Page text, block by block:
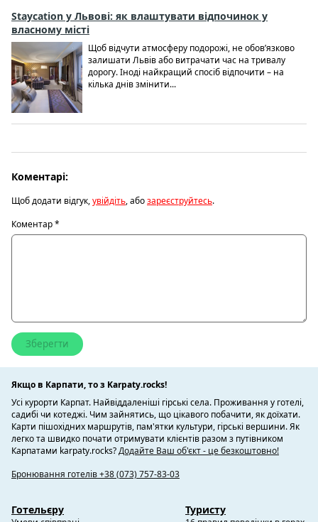
Staycation у Львові: як влаштувати відпочинок у
власному місті
Щоб відчути атмосферу подорожі, не обов’язково
залишати Львів або витрачати час на тривалу
дорогу. Іноді найкращий спосіб відпочити – на
кілька днів змінити...
Коментарі:
Щоб додати відгук,увійдіть, абозареєструйтесь.
Коментар*
Якщо в Карпати, то з Karpaty.rocks!
Усі курорти Карпат. Найвіддаленіші гірські села. Проживання у готелі,
садибі чи котеджі. Чим зайнятись, що цікавого побачити, як доїхати.
Карти пішохідних маршрутів, пам'ятки культури, гірські вершини. Як
легко та швидко почати отримувати клієнтів разом з путівником
Карпатами karpaty.rocks?Додайте Ваш об'єкт - це безкоштовно!
Бронювання готелів +38 (073) 757-83-03
Готельєру Туристу